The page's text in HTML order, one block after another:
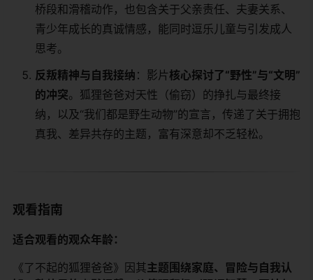
桥段和滑稽动作，也包含关于父亲责任、夫妻关系、
青少年成长的真诚情感，能同时逗乐儿童与引发成人
思考。
​反叛精神与自我接纳​ ​：影片​​核心探讨了“野性”与“文明”
的冲突​​。狐狸爸爸对天性（偷窃）的挣扎与最终接
纳，以及“我们都是野生动物”的宣言，传递了关于拥抱
真我、差异共存的主题，富有深意却不乏轻松。
观看指南
​适合观看的观众年龄：​
《了不起的狐狸爸爸》因其​​主题围绕家庭、冒险与自我认